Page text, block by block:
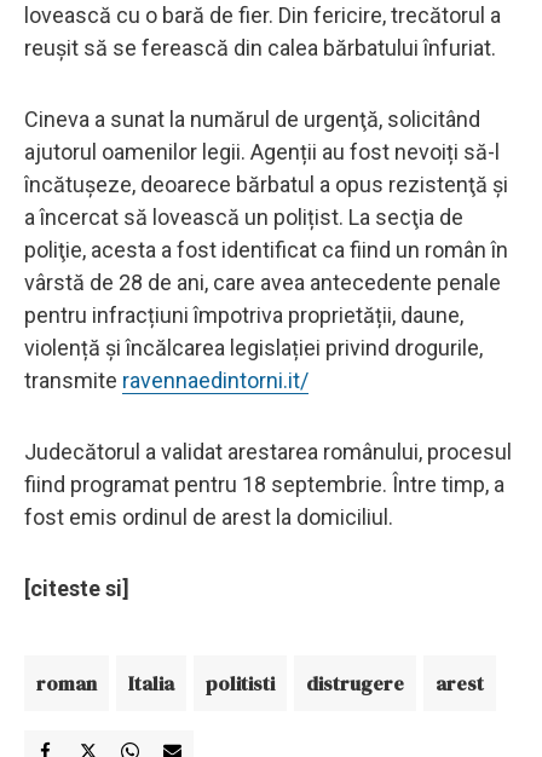
lovească cu o bară de fier. Din fericire, trecătorul a
reuşit să se ferească din calea bărbatului înfuriat.
Cineva a sunat la numărul de urgenţă, solicitând
ajutorul oamenilor legii. Agenții au fost nevoiți să-l
încătușeze, deoarece bărbatul a opus rezistenţă şi
a încercat să lovească un polițist. La secţia de
poliţie, acesta a fost identificat ca fiind un român în
vârstă de 28 de ani, care avea antecedente penale
pentru infracțiuni împotriva proprietății, daune,
violență şi încălcarea legislației privind drogurile,
transmite ravennaedintorni.it/
Judecătorul a validat arestarea românului, procesul
fiind programat pentru 18 septembrie. Între timp, a
fost emis ordinul de arest la domiciliul.
[citeste si]
roman Italia politisti distrugere arest